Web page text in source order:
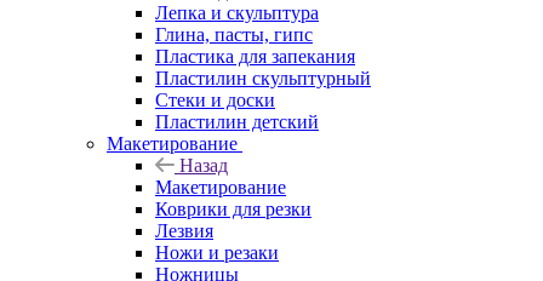
Лепка и скульптура
Глина, пасты, гипс
Пластика для запекания
Пластилин скульптурный
Стеки и доски
Пластилин детский
Макетирование
Назад
Макетирование
Коврики для резки
Лезвия
Ножи и резаки
Ножницы